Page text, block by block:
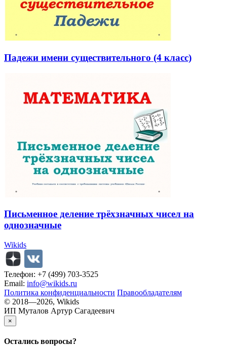
Падежи имени существительного (4 класс)
Письменное деление трёхзначных чисел на
однозначные
Wikids
Телефон: +7 (499) 703-3525
Email: info@wikids.ru
Политика конфиденциальности Правообладателям
© 2018—2026, Wikids
ИП Муталов Артур Сагадеевич
×
Остались вопросы?